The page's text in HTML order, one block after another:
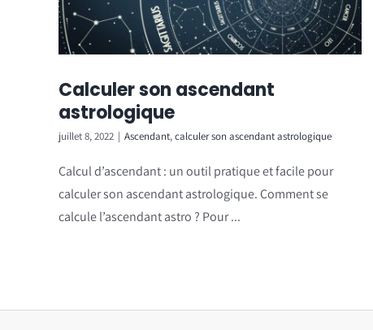
Calculer son ascendant
astrologique
juillet 8, 2022 | Ascendant,calculer son ascendant astrologique
Calcul d’ascendant : un outil pratique et facile pour
calculer son ascendant astrologique. Comment se
calcule l’ascendant astro ? Pour ...